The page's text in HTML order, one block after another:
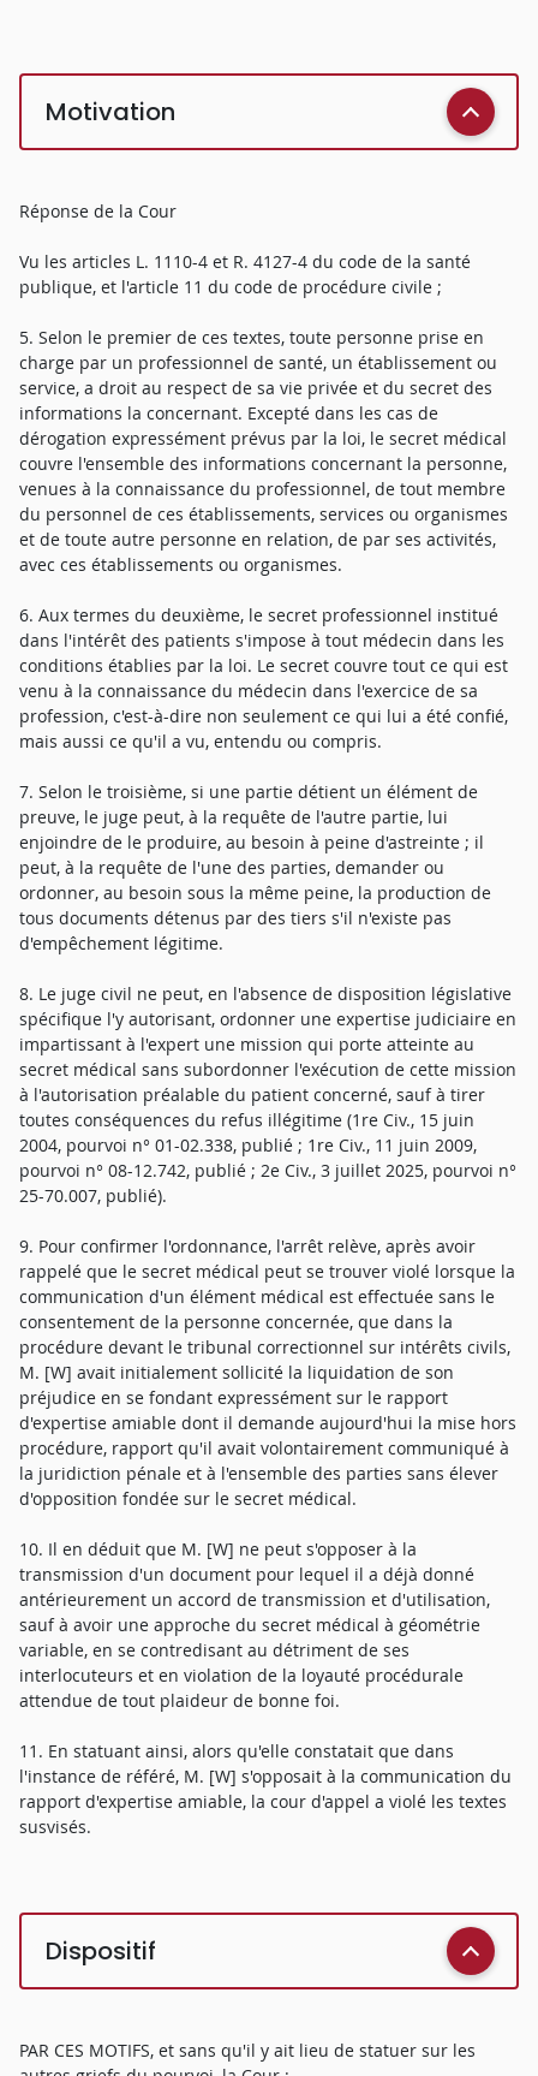
Motivation
Réponse de la Cour
Vu les articles L. 1110-4 et R. 4127-4 du code de la santé
publique, et l'article 11 du code de procédure civile ;
5. Selon le premier de ces textes, toute personne prise en
charge par un professionnel de santé, un établissement ou
service, a droit au respect de sa vie privée et du secret des
informations la concernant. Excepté dans les cas de
dérogation expressément prévus par la loi, le secret médical
couvre l'ensemble des informations concernant la personne,
venues à la connaissance du professionnel, de tout membre
du personnel de ces établissements, services ou organismes
et de toute autre personne en relation, de par ses activités,
avec ces établissements ou organismes.
6. Aux termes du deuxième, le secret professionnel institué
dans l'intérêt des patients s'impose à tout médecin dans les
conditions établies par la loi. Le secret couvre tout ce qui est
venu à la connaissance du médecin dans l'exercice de sa
profession, c'est-à-dire non seulement ce qui lui a été confié,
mais aussi ce qu'il a vu, entendu ou compris.
7. Selon le troisième, si une partie détient un élément de
preuve, le juge peut, à la requête de l'autre partie, lui
enjoindre de le produire, au besoin à peine d'astreinte ; il
peut, à la requête de l'une des parties, demander ou
ordonner, au besoin sous la même peine, la production de
tous documents détenus par des tiers s'il n'existe pas
d'empêchement légitime.
8. Le juge civil ne peut, en l'absence de disposition législative
spécifique l'y autorisant, ordonner une expertise judiciaire en
impartissant à l'expert une mission qui porte atteinte au
secret médical sans subordonner l'exécution de cette mission
à l'autorisation préalable du patient concerné, sauf à tirer
toutes conséquences du refus illégitime (1re Civ., 15 juin
2004, pourvoi n° 01-02.338, publié ; 1re Civ., 11 juin 2009,
pourvoi n° 08-12.742, publié ; 2e Civ., 3 juillet 2025, pourvoi n°
25-70.007, publié).
9. Pour confirmer l'ordonnance, l'arrêt relève, après avoir
rappelé que le secret médical peut se trouver violé lorsque la
communication d'un élément médical est effectuée sans le
consentement de la personne concernée, que dans la
procédure devant le tribunal correctionnel sur intérêts civils,
M. [W] avait initialement sollicité la liquidation de son
préjudice en se fondant expressément sur le rapport
d'expertise amiable dont il demande aujourd'hui la mise hors
procédure, rapport qu'il avait volontairement communiqué à
la juridiction pénale et à l'ensemble des parties sans élever
d'opposition fondée sur le secret médical.
10. Il en déduit que M. [W] ne peut s'opposer à la
transmission d'un document pour lequel il a déjà donné
antérieurement un accord de transmission et d'utilisation,
sauf à avoir une approche du secret médical à géométrie
variable, en se contredisant au détriment de ses
interlocuteurs et en violation de la loyauté procédurale
attendue de tout plaideur de bonne foi.
11. En statuant ainsi, alors qu'elle constatait que dans
l'instance de référé, M. [W] s'opposait à la communication du
rapport d'expertise amiable, la cour d'appel a violé les textes
susvisés.
Dispositif
PAR CES MOTIFS, et sans qu'il y ait lieu de statuer sur les